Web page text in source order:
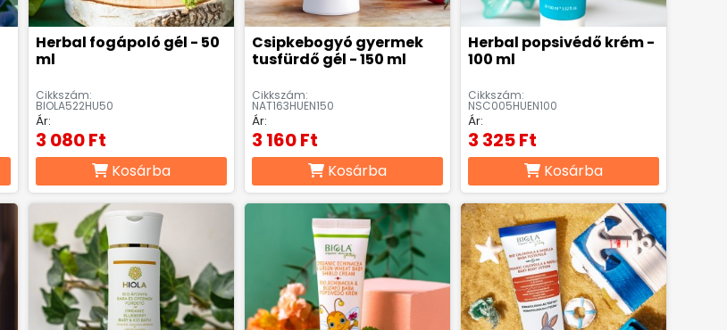
Herbal fogápoló gél - 50
ml
Cikkszám:
BIOLA522HU50
Ár:
3 080 Ft
Kosárba
Csipkebogyó gyermek
tusfürdő gél - 150 ml
Cikkszám:
NAT163HUEN150
Ár:
3 160 Ft
Kosárba
Herbal popsivédő krém -
100 ml
Cikkszám:
NSC005HUEN100
Ár:
3 325 Ft
Kosárba